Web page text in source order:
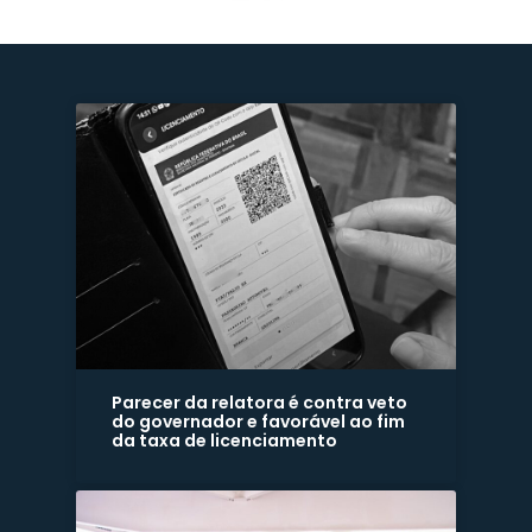
Parecer da relatora é contra veto
do governador e favorável ao fim
da taxa de licenciamento